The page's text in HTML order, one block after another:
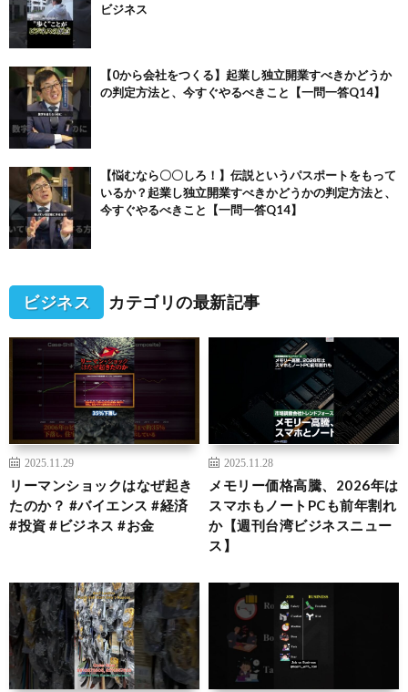
ビジネス
【0から会社をつくる】起業し独立開業すべきかどうか
の判定方法と、今すぐやるべきこと【一問一答Q14】
【悩むなら〇〇しろ！】伝説というパスポートをもって
いるか？起業し独立開業すべきかどうかの判定方法と、
今すぐやるべきこと【一問一答Q14】
ビジネス カテゴリの最新記事
2025.11.29
リーマンショックはなぜ起き
たのか？ #バイエンス #経済
#投資 #ビジネス #お金
2025.11.28
メモリー価格高騰、2026年は
スマホもノートPCも前年割れ
か【週刊台湾ビジネスニュー
ス】